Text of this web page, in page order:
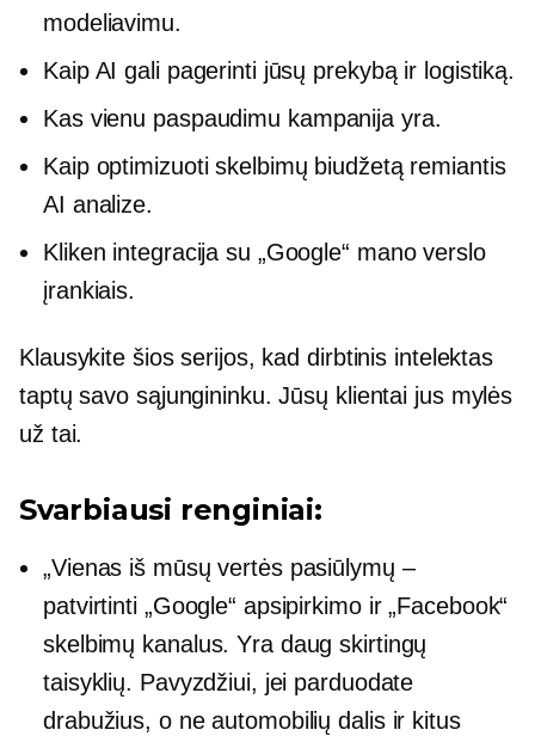
modeliavimu.
Kaip AI gali pagerinti jūsų prekybą ir logistiką.
Kas vienu paspaudimu kampanija yra.
Kaip optimizuoti skelbimų biudžetą remiantis
AI analize.
Kliken integracija su „Google“ mano verslo
įrankiais.
Klausykite šios serijos, kad dirbtinis intelektas
taptų savo sąjungininku. Jūsų klientai jus mylės
už tai.
Svarbiausi renginiai:
„Vienas iš mūsų vertės pasiūlymų –
patvirtinti „Google“ apsipirkimo ir „Facebook“
skelbimų kanalus. Yra daug skirtingų
taisyklių. Pavyzdžiui, jei parduodate
drabužius, o ne automobilių dalis ir kitus